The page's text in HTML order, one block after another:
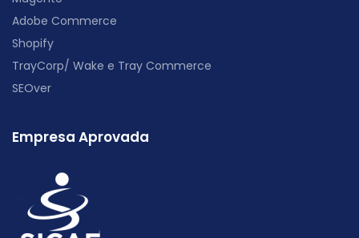
Adobe Commerce
Shopify
TrayCorp/ Wake e Tray Commerce
SEOver
Empresa Aprovada